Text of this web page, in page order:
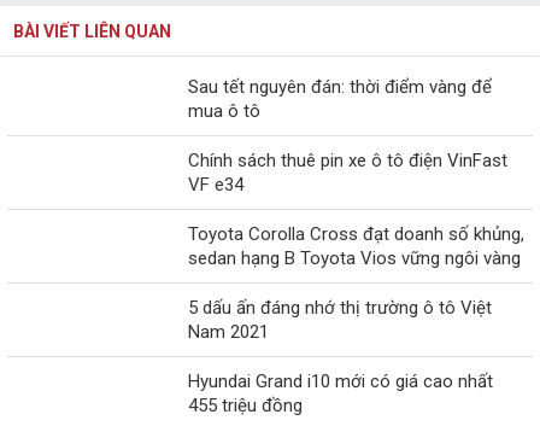
BÀI VIẾT LIÊN QUAN
Sau tết nguyên đán: thời điểm vàng để
mua ô tô
Chính sách thuê pin xe ô tô điện VinFast
VF e34
Toyota Corolla Cross đạt doanh số khủng,
sedan hạng B Toyota Vios vững ngôi vàng
5 dấu ấn đáng nhớ thị trường ô tô Việt
Nam 2021
Hyundai Grand i10 mới có giá cao nhất
455 triệu đồng